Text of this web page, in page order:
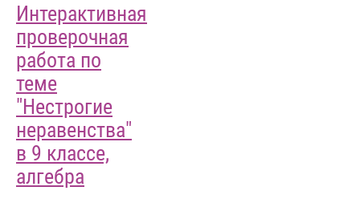
Интерактивная
проверочная
работа по
теме
"Нестрогие
неравенства"
в 9 классе,
алгебра